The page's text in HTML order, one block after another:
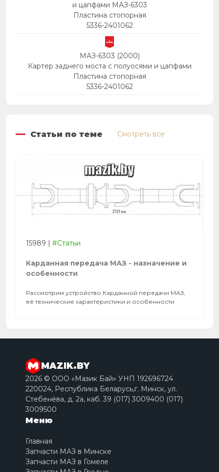
и цапфами МАЗ-6303
Пластина стопорная
5336-2401062
МАЗ-6303 (2000)
Картер заднего моста с полуосями и цапфами
Пластина стопорная
5336-2401062
Статьи по теме Смотреть все
15989 | #Статьи
Карданная передача МАЗ - назначение и
особенности
Рассмотрим устройство Карданной передачи МАЗ,
её технические характеристики и особенности
MAZIK.BY
2026 © ООО «Мазик Бай» УНП 192696724
220024, Республика Беларусь,г. Минск, ул.
Стебенёва, д. 2a, каб. 39 (017) 3009400 (017)
3009500
Меню
Главная
Запчасти МАЗ в Минске
Запчасти МАЗ в Гомеле